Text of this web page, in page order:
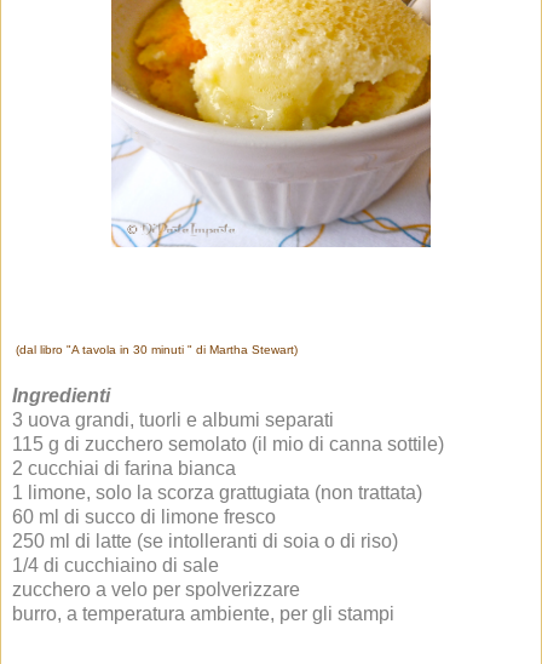
(dal libro "A tavola in 30 minuti " di Martha Stewart)
Ingredienti
3 uova grandi, tuorli e albumi separati
115 g di zucchero semolato (il mio di canna sottile)
2 cucchiai di farina bianca
1 limone, solo la scorza grattugiata (non trattata)
60 ml di succo di limone fresco
250 ml di latte (se intolleranti di soia o di riso)
1/4 di cucchiaino di sale
zucchero a velo per spolverizzare
burro, a temperatura ambiente, per gli stampi